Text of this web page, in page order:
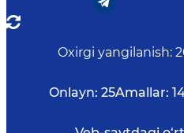
Oxirgi yangilanish:
Onlayn: 25Amallar: